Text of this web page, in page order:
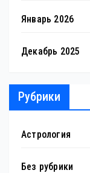
Январь 2026
Декабрь 2025
Рубрики
Астрология
Без рубрики